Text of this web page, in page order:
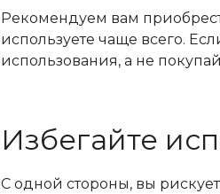
Рекомендуем вам
используете чаще всего.
использования, а не
Избегайте
С одной стороны, вы